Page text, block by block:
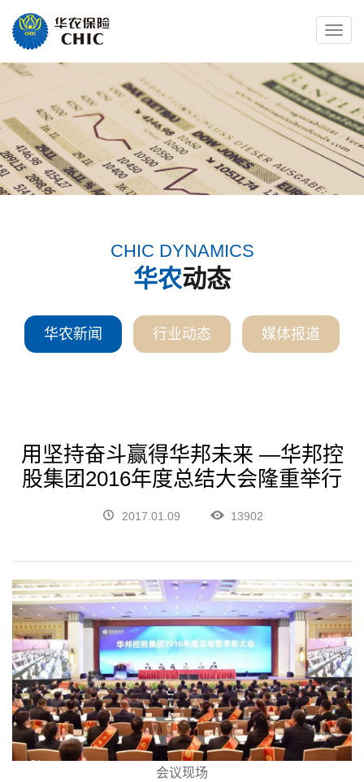
Toggle
CHIC DYNAMICS
华农动态
华农新闻 行业动态 媒体报道
用坚持奋斗赢得华邦未来 —华邦控
股集团2016年度总结大会隆重举行
2017.01.09 13902
会议现场